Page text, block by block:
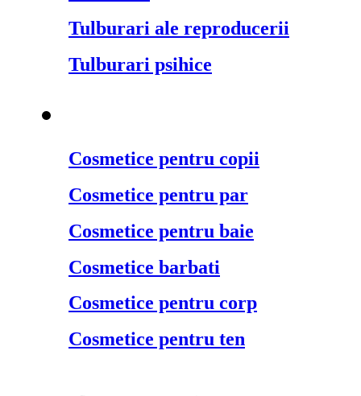
Tulburari ale reproducerii
Tulburari psihice
Cosmetice pentru copii
Cosmetice pentru par
Cosmetice pentru baie
Cosmetice barbati
Cosmetice pentru corp
Cosmetice pentru ten